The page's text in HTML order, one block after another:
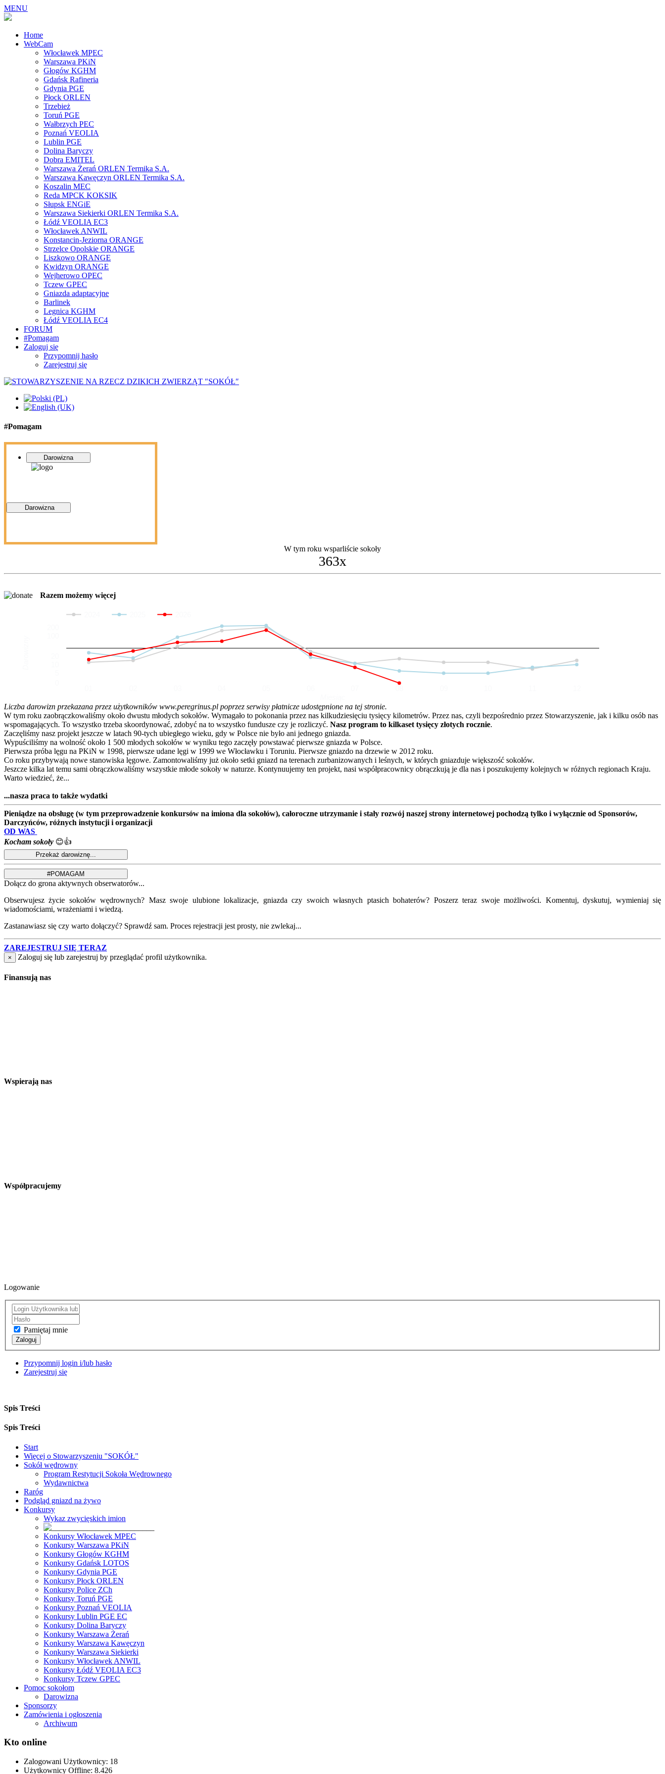
MENU
Home
WebCam
Włocławek MPEC
Warszawa PKiN
Głogów KGHM
Gdańsk Rafineria
Gdynia PGE
Płock ORLEN
Trzebież
Toruń PGE
Wałbrzych PEC
Poznań VEOLIA
Lublin PGE
Dolina Baryczy
Dobra EMITEL
Warszawa Żerań ORLEN Termika S.A.
Warszawa Kawęczyn ORLEN Termika S.A.
Koszalin MEC
Reda MPCK KOKSIK
Słupsk ENGiE
Warszawa Siekierki ORLEN Termika S.A.
Łódź VEOLIA EC3
Włocławek ANWIL
Konstancin-Jeziorna ORANGE
Strzelce Opolskie ORANGE
Liszkowo ORANGE
Kwidzyn ORANGE
Wejherowo OPEC
Tczew GPEC
Gniazda adaptacyjne
Barlinek
Legnica KGHM
Łódź VEOLIA EC4
FORUM
#Pomagam
Zaloguj się
Przypomnij hasło
Zarejestruj się
#Pomagam
Darowizna
Darowizna
W tym roku wsparliście sokoły
363x
Razem możemy więcej
Liczba darowizn przekazana przez użytkowników www.peregrinus.pl poprzez serwisy płatnicze udostępnione na tej stronie.
W tym roku zaobrączkowaliśmy około dwustu młodych sokołów. Wymagało to pokonania przez nas kilkudziesięciu tysięcy kilometrów. Przez nas, czyli bezpośrednio przez Stowarzyszenie, jak i kilku osób nas
wspomagających. To wszystko trzeba skoordynować, zdobyć na to wszystko fundusze czy je rozliczyć. Nasz program to kilkaset tysięcy złotych rocznie.
Zaczęliśmy nasz projekt jeszcze w latach 90-tych ubiegłego wieku, gdy w Polsce nie było ani jednego gniazda.
Wypuściliśmy na wolność około 1 500 młodych sokołów w wyniku tego zaczęły powstawać pierwsze gniazda w Polsce.
Pierwsza próba lęgu na PKiN w 1998, pierwsze udane lęgi w 1999 we Włocławku i Toruniu. Pierwsze gniazdo na drzewie w 2012 roku.
Co roku przybywają nowe stanowiska lęgowe. Zamontowaliśmy już około setki gniazd na terenach zurbanizowanych i leśnych, w których gniazduje większość sokołów.
Jeszcze kilka lat temu sami obrączkowaliśmy wszystkie młode sokoły w naturze. Kontynuujemy ten projekt, nasi współpracownicy obrączkują je dla nas i poszukujemy kolejnych w różnych regionach Kraju.
Warto wiedzieć, że...
...nasza praca to także wydatki
Pieniądze na obsługę (w tym przeprowadzenie konkursów na imiona dla sokołów), całoroczne utrzymanie i stały rozwój naszej strony internetowej pochodzą tylko i wyłącznie od Sponsorów,
Darczyńców, różnych instytucji i organizacji
OD WAS
Kocham sokoły 😊👍
Dołącz do grona aktywnych obserwatorów...
Obserwujesz życie sokołów wędrownych? Masz swoje ulubione lokalizacje, gniazda czy swoich własnych ptasich bohaterów? Poszerz teraz swoje możliwości. Komentuj, dyskutuj, wymieniaj się
wiadomościami, wrażeniami i wiedzą.
Zastanawiasz się czy warto dołączyć? Sprawdź sam. Proces rejestracji jest prosty, nie zwlekaj...
ZAREJESTRUJ SIĘ TERAZ
× Zaloguj się lub zarejestruj by przeglądać profil użytkownika.
Finansują nas
Wspierają nas
Współpracujemy
Logowanie
Pamiętaj mnie
Zaloguj
Przypomnij login i/lub hasło
Zarejestruj się
Spis Treści
Spis Treści
Start
Więcej o Stowarzyszeniu "SOKÓŁ"
Sokół wędrowny
Program Restytucji Sokoła Wędrownego
Wydawnictwa
Raróg
Podgląd gniazd na żywo
Konkursy
Wykaz zwycięskich imion
Konkursy Włocławek MPEC
Konkursy Warszawa PKiN
Konkursy Głogów KGHM
Konkursy Gdańsk LOTOS
Konkursy Gdynia PGE
Konkursy Płock ORLEN
Konkursy Police ZCh
Konkursy Toruń PGE
Konkursy Poznań VEOLIA
Konkursy Lublin PGE EC
Konkursy Dolina Baryczy
Konkursy Warszawa Żerań
Konkursy Warszawa Kawęczyn
Konkursy Warszawa Siekierki
Konkursy Włocławek ANWIL
Konkursy Łódź VEOLIA EC3
Konkursy Tczew GPEC
Pomoc sokołom
Darowizna
Sponsorzy
Zamówienia i ogłoszenia
Archiwum
Kto online
Zalogowani Użytkownicy: 18
Użytkownicy Offline: 8.426